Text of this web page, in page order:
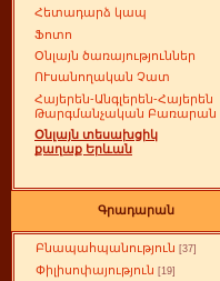
Հետադարձ կապ
Ֆոտո
Օնլայն ծառայություններ
ՈՒսանողական Չատ
Հայերեն-Անգլերեն-Հայերեն
Թարգմանչական Բառարան
Օնլայն տեսախցիկ
քաղաք Երևան
Գրադարան
Բնապահպանություն [37]
Փիլիսոփայություն [19]